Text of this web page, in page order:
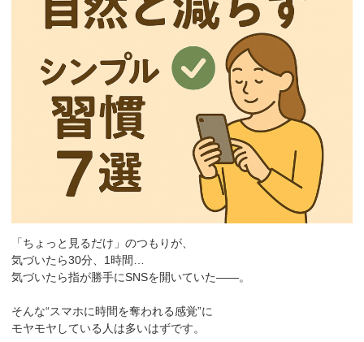
「ちょっと見るだけ」のつもりが、
気づいたら30分、1時間…
気づいたら指が勝手にSNSを開いていた——。
そんな“スマホに時間を奪われる感覚”に
モヤモヤしている人は多いはずです。